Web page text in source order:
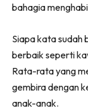
bahagia
Siapa kata sudah
berbaik seperti
Rata-rata yang
gembira dengan
anak-anak.